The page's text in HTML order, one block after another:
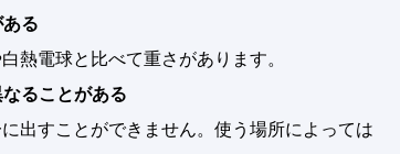
る
熱電球と比べて重さがあります。
ることがある
出すことができません。使う場所によっては